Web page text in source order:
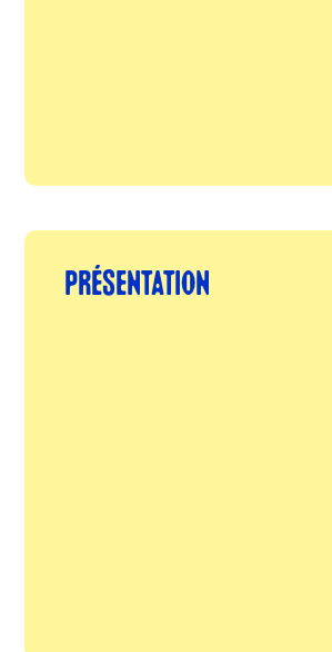
PRÉSENTATION